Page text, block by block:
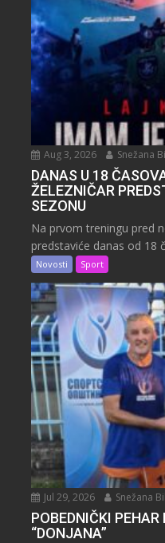
Aug 3, 2026 Snežana
DANAS U 18
ŽELEZNIČAR
SEZONU
Na prvom treningu pred
predstaviće danas od 18
Novosti Sport
Jul 29, 2026 Snežana
POBEDNIČKI
“DONJANA”